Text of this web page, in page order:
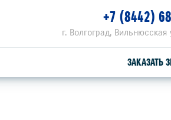
г. Волгоград, Вильнюсская
+7 (8442)
ЗАКАЗАТЬ